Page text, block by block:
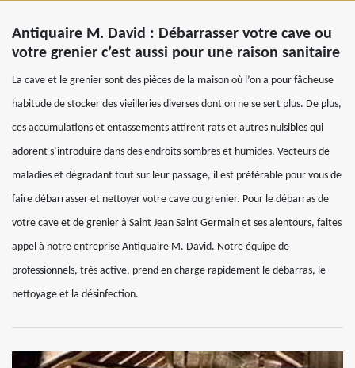
Antiquaire M. David : Débarrasser votre cave ou
votre grenier c’est aussi pour une raison sanitaire
La cave et le grenier sont des pièces de la maison où l’on a pour fâcheuse
habitude de stocker des vieilleries diverses dont on ne se sert plus. De plus,
ces accumulations et entassements attirent rats et autres nuisibles qui
adorent s’introduire dans des endroits sombres et humides. Vecteurs de
maladies et dégradant tout sur leur passage, il est préférable pour vous de
faire débarrasser et nettoyer votre cave ou grenier. Pour le débarras de
votre cave et de grenier à Saint Jean Saint Germain et ses alentours, faites
appel à notre entreprise Antiquaire M. David. Notre équipe de
professionnels, très active, prend en charge rapidement le débarras, le
nettoyage et la désinfection.